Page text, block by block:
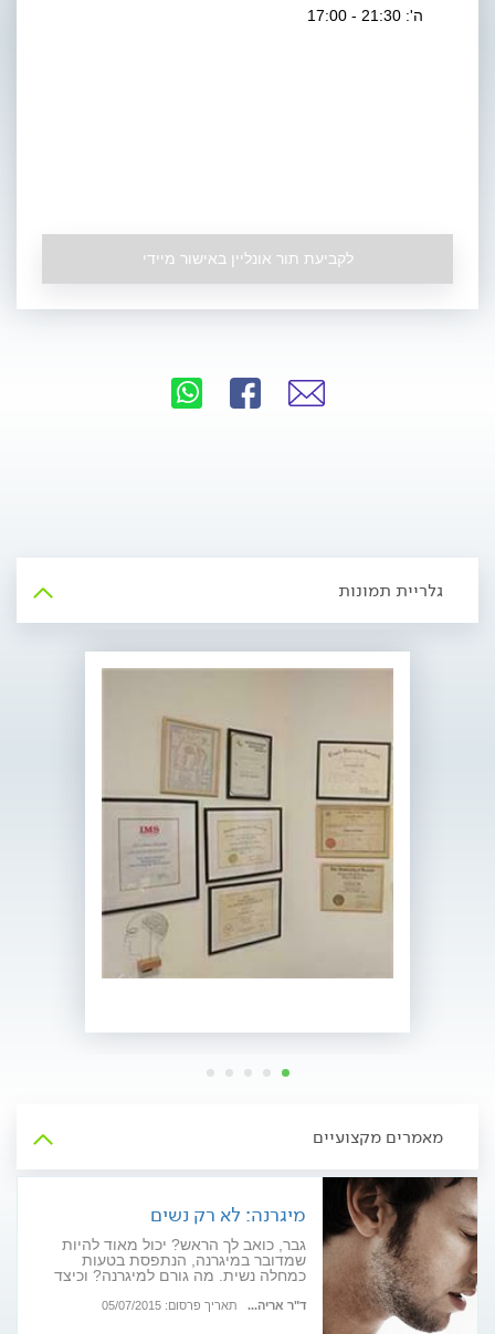
ה': 21:30 - 17:00
לקביעת תור אונליין באישור מיידי
גלריית תמונות
מאמרים מקצועיים
מיגרנה: לא רק נשים
גבר, כואב לך הראש? יכול מאוד להיות
שמדובר במיגרנה, הנתפסת בטעות
כמחלה נשית. מה גורם למיגרנה? וכיצד
ד"ר אריה... תאריך פרסום: 05/07/2015